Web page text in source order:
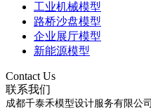
工业机械模型
路桥沙盘模型
企业展厅模型
新能源模型
Contact Us
联系我们
成都千泰禾模型设计服务有限公司